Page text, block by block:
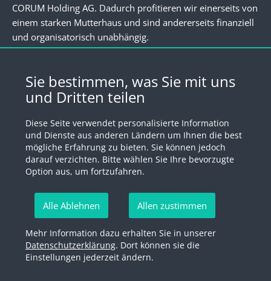
CORUM Holding AG. Dadurch profitieren wir einerseits von
einem starken Mutterhaus und sind andererseits finanziell
und organisatorisch unabhängig.
Newsletter
Registrieren Sie sich für unseren Newsletter
Anmelden
© 2026 by Swiss Fund Platform
Newsletter abmelden
Impressum Rechtliche Hinweise Datenschutzerklärung
Sie bestimmen, was Sie mit uns
und Dritten teilen
Diese Seite verwendet personalisierte Information
und Dienste aus anderen Ländern um Ihnen die best
mögliche Erfahrung zu bieten. Sie können jedoch
darauf verzichten. Bitte wählen Sie Ihre bevorzugte
Option aus, um fortzufahren.
Alle Ablehnen Allen zustimmen
Mehr Information dazu erhalten Sie in unserer
Datenschutzerklärung. Dort können sie die
Einstellungen jederzeit ändern.